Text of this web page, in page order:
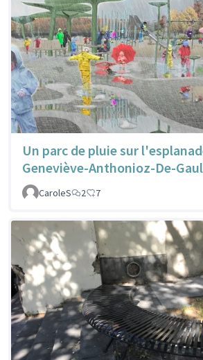
Un parc de pluie sur
Geneviève-Anthonioz-De-
CaroleS
2 7